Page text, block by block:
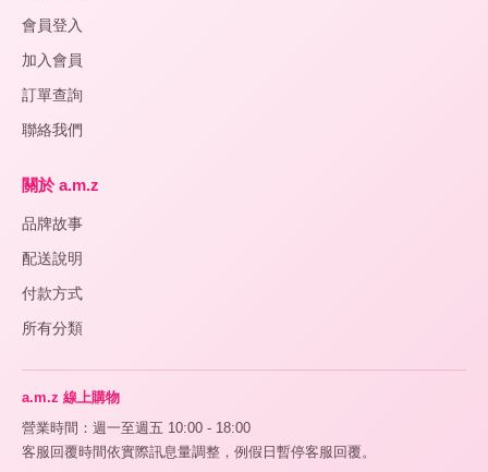
會員登入
加入會員
訂單查詢
聯絡我們
關於 a.m.z
品牌故事
配送說明
付款方式
所有分類
a.m.z 線上購物
營業時間：週一至週五 10:00 - 18:00
客服回覆時間依實際訊息量調整，例假日暫停客服回覆。